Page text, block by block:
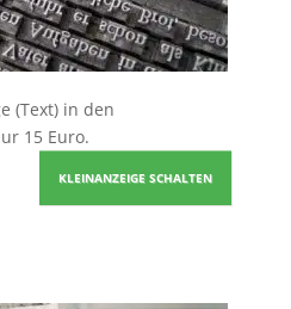
(Text) in den
15 Euro.
KLEINANZEIGE SCHALTEN